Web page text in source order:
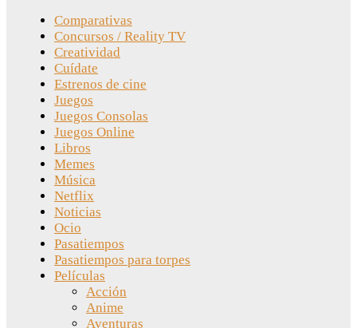
Comparativas
Concursos / Reality TV
Creatividad
Cuídate
Estrenos de cine
Juegos
Juegos Consolas
Juegos Online
Libros
Memes
Música
Netflix
Noticias
Ocio
Pasatiempos
Pasatiempos para torpes
Películas
Acción
Anime
Aventuras